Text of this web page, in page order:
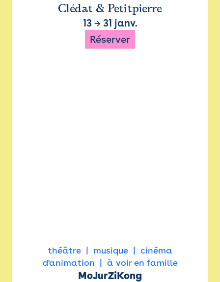
Clédat & Petitpierre
13→ 31 janv.
Réserver
théâtre musique
cinéma
d'animation
à voir en famille
MoJurZiKong